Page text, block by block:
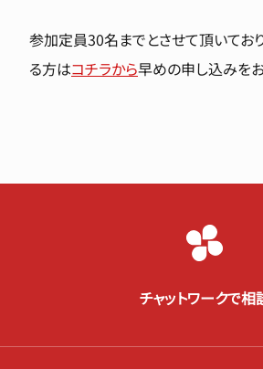
参加定員30名までとさせて頂いてお
る方はコチラから早めの申し込みを
チャットワークで相